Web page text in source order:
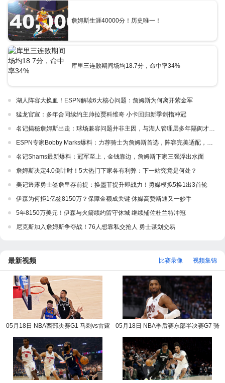
詹姆斯生涯40000分！历史唯一！
库里三连败期间场均18.7分，命中率34%
湖人阵容大换血！ESPN解读6大核心问题：詹姆斯为何离开紫金军
猛龙官宣：多年合同续约主帅拉贾科维奇 小卡回归新季剑指冲冠
名记揭秘詹姆斯出走：球场兼容问题并非主因，与湖人管理层多年隔阂才是真正导火索
ESPN专家Bobby Marks爆料：力荐骑士为詹姆斯首选，阵容完美适配，家乡情怀加分
名记Shams最新爆料：冠军至上，金钱靠边，詹姆斯下家三强浮出水面
詹姆斯决定4.0倒计时！5大热门下家各有利弊：下一站究竟是何处？
美记透露勇士签詹皇存前提：换墨菲提升即战力！勇媒模拟5换1出3首轮
伊森为何拒1亿签8150万？保障金额成关键 休媒高赞斯通又一妙手
5年8150万美元！伊森与火箭续约留守休城 继续辅佐杜兰特冲冠
尼克斯加入詹姆斯争夺战！76人想靠私交抢人 勇士谋划交易
最新视频 视频集锦
比赛录像
05月18日 NBA西部决赛G1 马刺vs雷霆
05月18日 NBA季后赛东部半决赛G7 骑